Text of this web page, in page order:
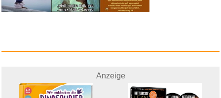
Kettlercise Lean-IN-14, 4 Disc...
Anzeige